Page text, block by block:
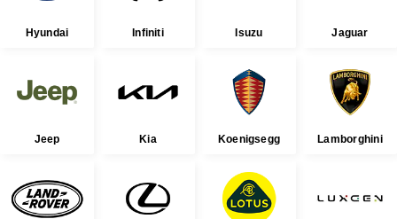
Hyundai Infiniti Isuzu Jaguar
Jeep Kia Koenigsegg Lamborghini